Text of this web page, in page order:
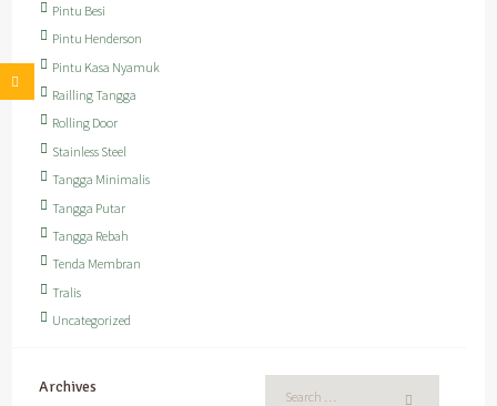
Pintu Besi
Pintu Henderson
Pintu Kasa Nyamuk
Railling Tangga
Rolling Door
Stainless Steel
Tangga Minimalis
Tangga Putar
Tangga Rebah
Tenda Membran
Tralis
Uncategorized
Archives